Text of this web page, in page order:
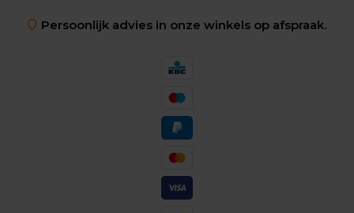
Persoonlijk advies in onze winkels op afspraak.